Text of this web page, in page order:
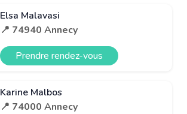
Elsa Malavasi
📍 74940 Annecy
Prendre rendez-vous
Karine Malbos
📍 74000 Annecy